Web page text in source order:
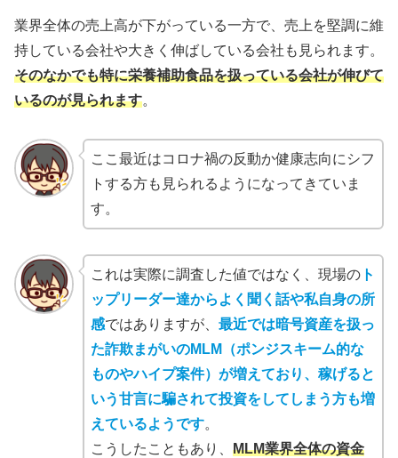
業界全体の売上高が下がっている一方で、売上を堅調に維
持している会社や大きく伸ばしている会社も見られます。
そのなかでも特に栄養補助食品を扱っている会社が伸びて
いるのが見られます。
ここ最近はコロナ禍の反動か健康志向にシフ
トする方も見られるようになってきていま
す。
これは実際に調査した値ではなく、現場のト
ップリーダー達からよく聞く話や私自身の所
感ではありますが、 最近では暗号資産を扱っ
た詐欺まがいのMLM（ポンジスキーム的な
ものやハイプ案件）が増えており、稼げると
いう甘言に騙されて投資をしてしまう方も増
えているようです。
こうしたこともあり、 MLM業界全体の資金